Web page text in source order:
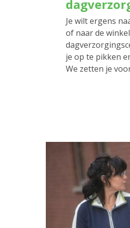
Je wilt ergens
of naar de
je op te pikken
We zetten je